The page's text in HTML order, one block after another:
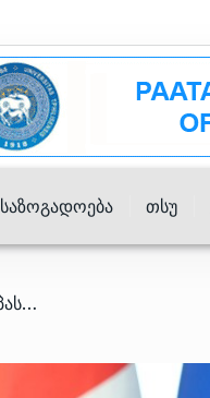
Საზოგადოება Თსუ
/ მზად ვართ, კითხვებს ამომწურავი პასუხები გავცეთ – თურნავა IMF-ს